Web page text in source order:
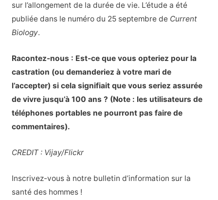
sur l’allongement de la durée de vie. L’étude a été
publiée dans le numéro du 25 septembre de Current
Biology.
Racontez-nous : Est-ce que vous opteriez pour la
castration (ou demanderiez à votre mari de
l’accepter) si cela signifiait que vous seriez assurée
de vivre jusqu’à 100 ans ? (Note : les utilisateurs de
téléphones portables ne pourront pas faire de
commentaires).
CREDIT : Vijay/Flickr
Inscrivez-vous à notre bulletin d’information sur la
santé des hommes !